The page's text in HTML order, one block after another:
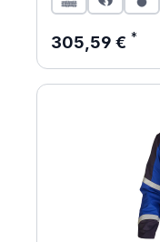
Regulärer Preis:
305,59 €